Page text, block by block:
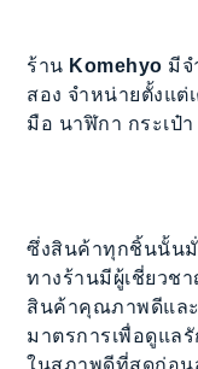
ร้าน Komehyo มีจ
สอง จำหน่ายตั้งแต่
มือ นาฬิกา กระเป๋า
ซึ่งสินค้าทุกชิ้นนั้นมั่
ทางร้านมีผู้เชี่ยวช
สินค้าคุณภาพดีแล
มาตรการเพื่อดูแล
ในสภาพดีที่สุดก่อน